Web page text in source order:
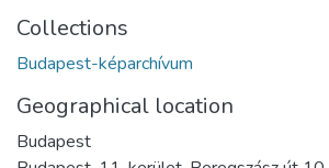
Collections
Budapest-képarchívum
Geographical location
Budapest